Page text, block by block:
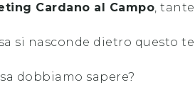
Cardano al Campo,
si nasconde dietro questo
dobbiamo sapere?